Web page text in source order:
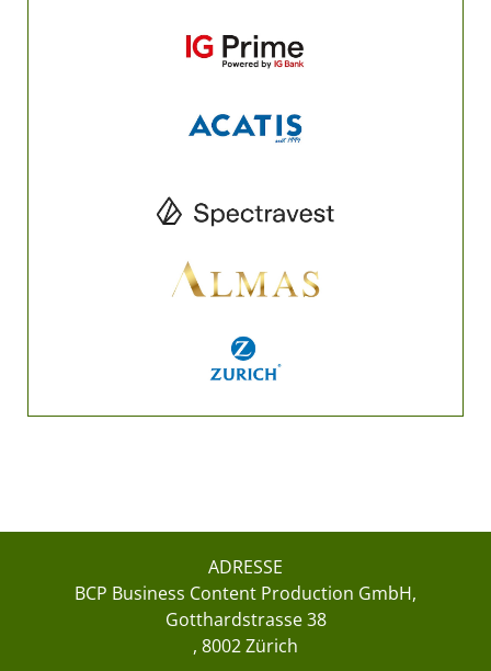
ADRESSE
BCP Business Content Production GmbH
Gotthardstrasse 38
8002 Zürich